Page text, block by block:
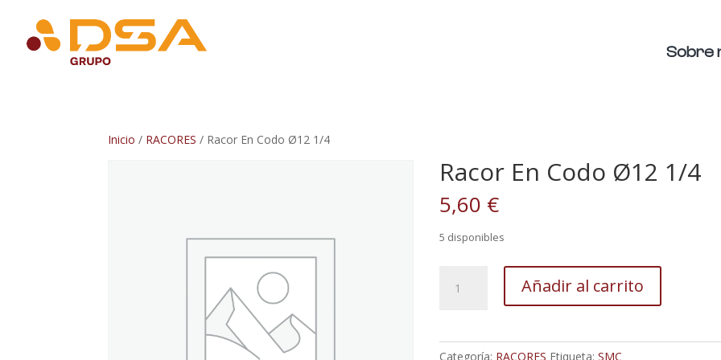
Sobre
Inicio / RACORES / Racor En Codo Ø12 1/4
Racor En Codo Ø12 1/4
5,60 €
5 disponibles
Añadir al carrito
Categoría: RACORES Etiqueta:SMC